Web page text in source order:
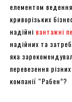
елементом
криворізьких
надійні вантажні
надійних та
яка
перевезення
компанії “Рабен”?